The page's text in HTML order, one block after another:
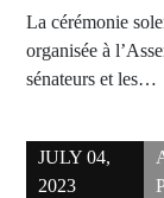
La cérémonie
organisée à
sénateurs et les…
JULY 04,
2023